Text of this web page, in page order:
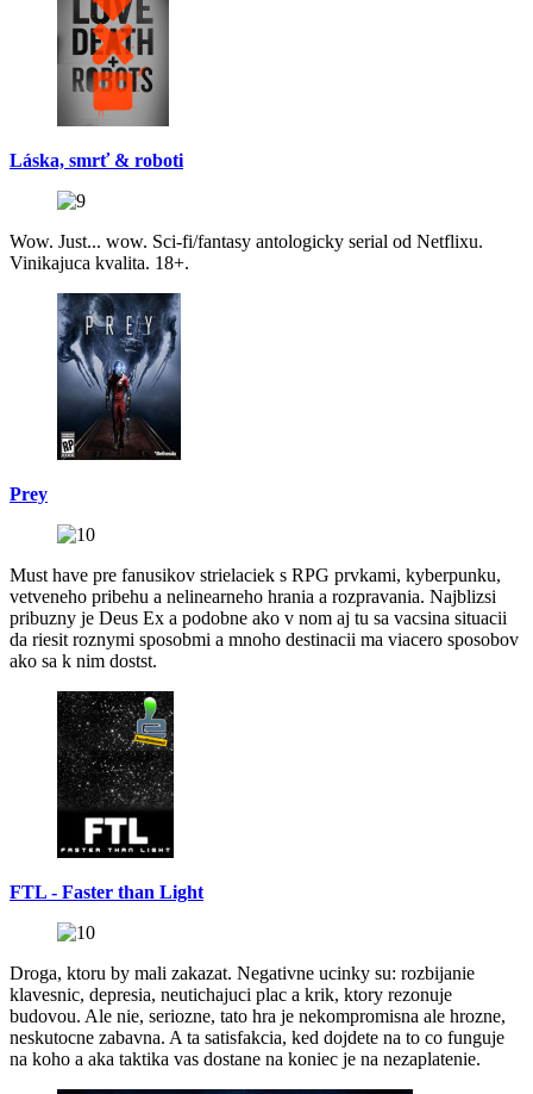
Láska, smrť & roboti
Wow. Just... wow. Sci-fi/fantasy antologicky serial od Netflixu.
Vinikajuca kvalita. 18+.
Prey
Must have pre fanusikov strielaciek s RPG prvkami, kyberpunku,
vetveneho pribehu a nelinearneho hrania a rozpravania. Najblizsi
pribuzny je Deus Ex a podobne ako v nom aj tu sa vacsina situacii
da riesit roznymi sposobmi a mnoho destinacii ma viacero sposobov
ako sa k nim dostst.
FTL - Faster than Light
Droga, ktoru by mali zakazat. Negativne ucinky su: rozbijanie
klavesnic, depresia, neutichajuci plac a krik, ktory rezonuje
budovou. Ale nie, seriozne, tato hra je nekompromisna ale hrozne,
neskutocne zabavna. A ta satisfakcia, ked dojdete na to co funguje
na koho a aka taktika vas dostane na koniec je na nezaplatenie.